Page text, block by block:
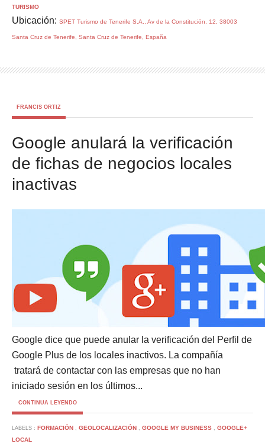
TURISMO
Ubicación: SPET Turismo de Tenerife S.A., Av de la Constitución, 12, 38003
Santa Cruz de Tenerife, Santa Cruz de Tenerife, España
FRANCIS ORTIZ
Google anulará la verificación
de fichas de negocios locales
inactivas
Google dice que puede anular la verificación del Perfil de
Google Plus de los locales inactivos. La compañía
tratará de contactar con las empresas que no han
iniciado sesión en los últimos...
CONTINUA LEYENDO
LABELS : FORMACIÓN , GEOLOCALIZACIÓN , GOOGLE MY BUSINESS , GOOGLE+
LOCAL